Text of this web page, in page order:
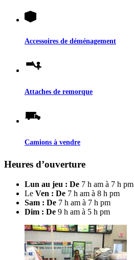
Accessoires de déménagement
Attaches de remorque
Camions à vendre
Heures d’ouverture
Lun au jeu : De 7 h am à 7 h pm
Le Ven : De 7 h am à 8 h pm
Sam : De 7 h am à 7 h pm
Dim : De 9 h am à 5 h pm